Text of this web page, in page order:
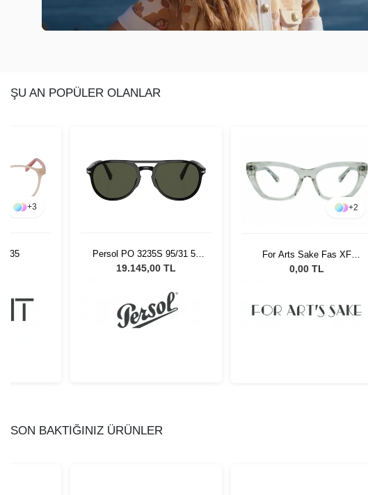
ŞU AN POPÜLER OLANLAR
+3
535
Persol PO 3235S 95/31 55
Unisex Güneş Gözlüğü
19.145,00 TL
+2
For Arts Sake Fas XF
017CL
0,00 TL
SON BAKTIĞINIZ ÜRÜNLER